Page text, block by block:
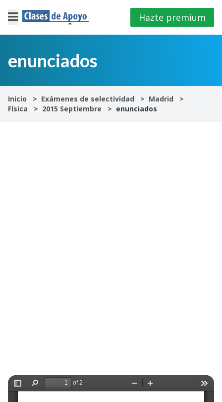
×
sesión
Hazte premium
enunciados
Inicio Exámenes de selectividad
Madrid
Física
2015 Septiembre enunciados